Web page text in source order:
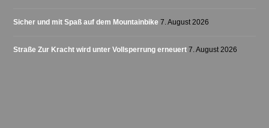
Sicher und mit Spaß auf dem Mountainbike 7. August 2026
Straße Zur Kracht wird unter Vollsperrung erneuert 7. August 2026